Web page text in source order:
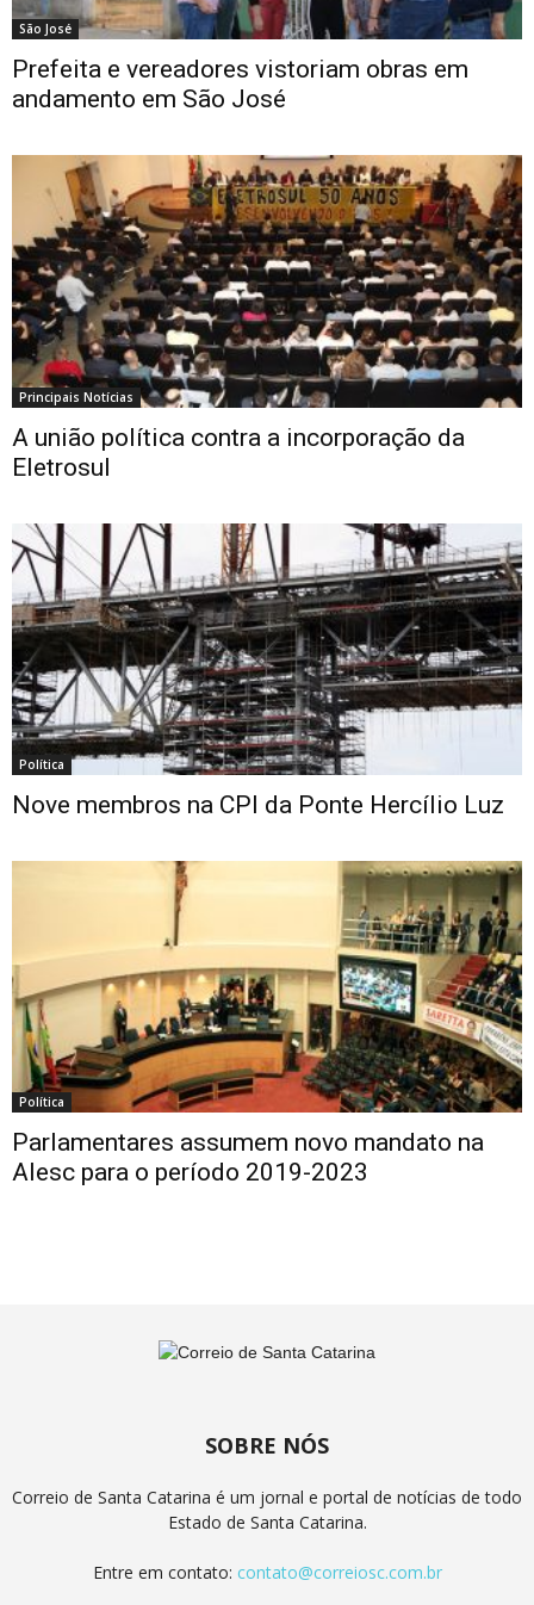
São José
Prefeita e vereadores vistoriam obras em
andamento em São José
Principais Notícias
A união política contra a incorporação da
Eletrosul
Política
Nove membros na CPI da Ponte Hercílio Luz
Política
Parlamentares assumem novo mandato na
Alesc para o período 2019-2023
SOBRE NÓS
Correio de Santa Catarina é um jornal e portal de notícias de todo
Estado de Santa Catarina.
Entre em contato: contato@correiosc.com.br